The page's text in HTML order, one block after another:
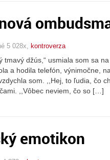
5 028x, kontroverza
tmavý džús,“ usmiala som sa
a hodila telefón, výnimočne,
som. ,,Hej, to ľudia, čo
,,Vôbec neviem, čo so […]
emotikon